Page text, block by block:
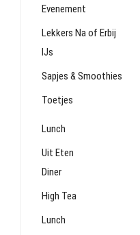
Evenement
Lekkers Na of Erbij
IJs
Sapjes & Smoothies
Toetjes
Lunch
Uit Eten
Diner
High Tea
Lunch